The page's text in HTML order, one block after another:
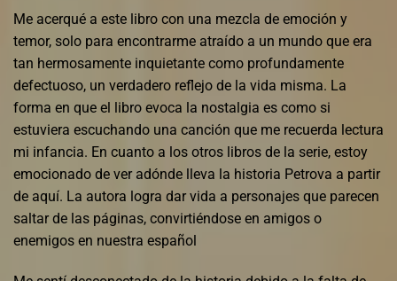
Me acerqué a este libro con una mezcla de emoción y
temor, solo para encontrarme atraído a un mundo que era
tan hermosamente inquietante como profundamente
defectuoso, un verdadero reflejo de la vida misma. La
forma en que el libro evoca la nostalgia es como si
estuviera escuchando una canción que me recuerda lectura
mi infancia. En cuanto a los otros libros de la serie, estoy
emocionado de ver adónde lleva la historia Petrova a partir
de aquí. La autora logra dar vida a personajes que parecen
saltar de las páginas, convirtiéndose en amigos o
enemigos en nuestra español